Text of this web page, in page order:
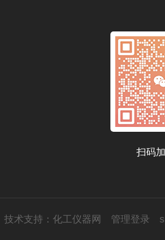
扫码
技术支持： 化工仪器网 管理登录